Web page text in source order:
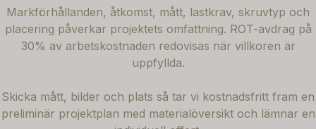
Markförhållanden, åtkomst, mått, lastkrav, skruvtyp och
placering påverkar projektets omfattning. ROT-avdrag på
30% av arbetskostnaden redovisas när villkoren är
uppfyllda.
Skicka mått, bilder och plats så tar vi kostnadsfritt fram en
preliminär projektplan med materialöversikt och lämnar en